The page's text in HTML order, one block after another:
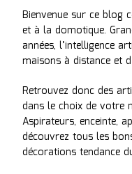
Bienvenue sur ce blog
et à la domotique.
années, l’intelligence
maisons à distance et
Retrouvez donc des
dans le choix de votre
Aspirateurs, enceinte,
découvrez tous les
décorations tendance